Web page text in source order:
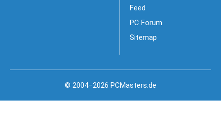
Feed
PC Forum
Sitemap
© 2004–2026 PCMasters.de